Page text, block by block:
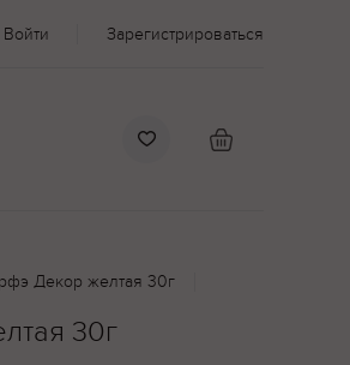
Войти Зарегистрироваться
Декор желтая 30г
30г